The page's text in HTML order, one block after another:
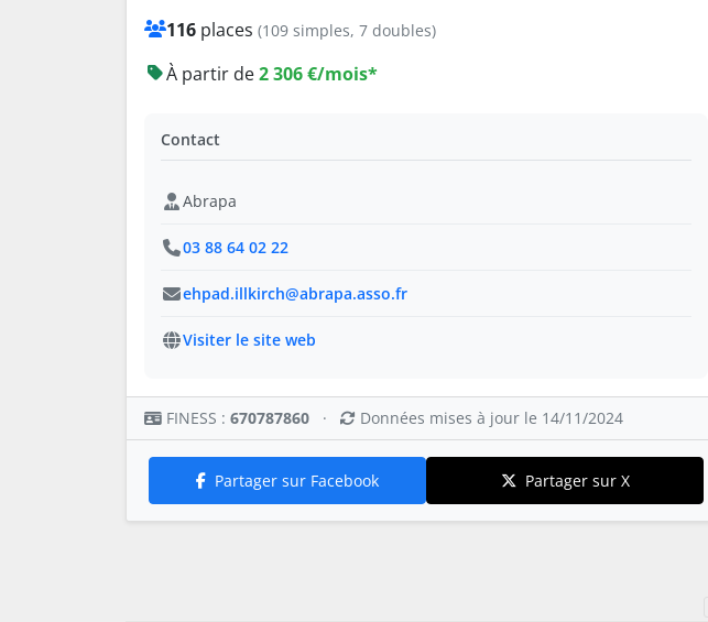
116 places (109 simples, 7 doubles)
À partir de2 306 €/mois*
Contact
Abrapa
03 88 64 02 22
ehpad.illkirch@abrapa.asso.fr
Visiter le site web
FINESS : 670787860 · Données mises à jour le 14/11/2024
Partager sur Facebook Partager sur X